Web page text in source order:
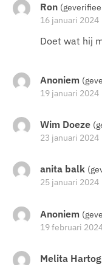
Ron
16 januari 2024
Doet wat hij
Anoniem
19 januari 2024
Wim Doeze
23 januari 2024
anita balk
25 januari 2024
Anoniem
19 februari
Melita